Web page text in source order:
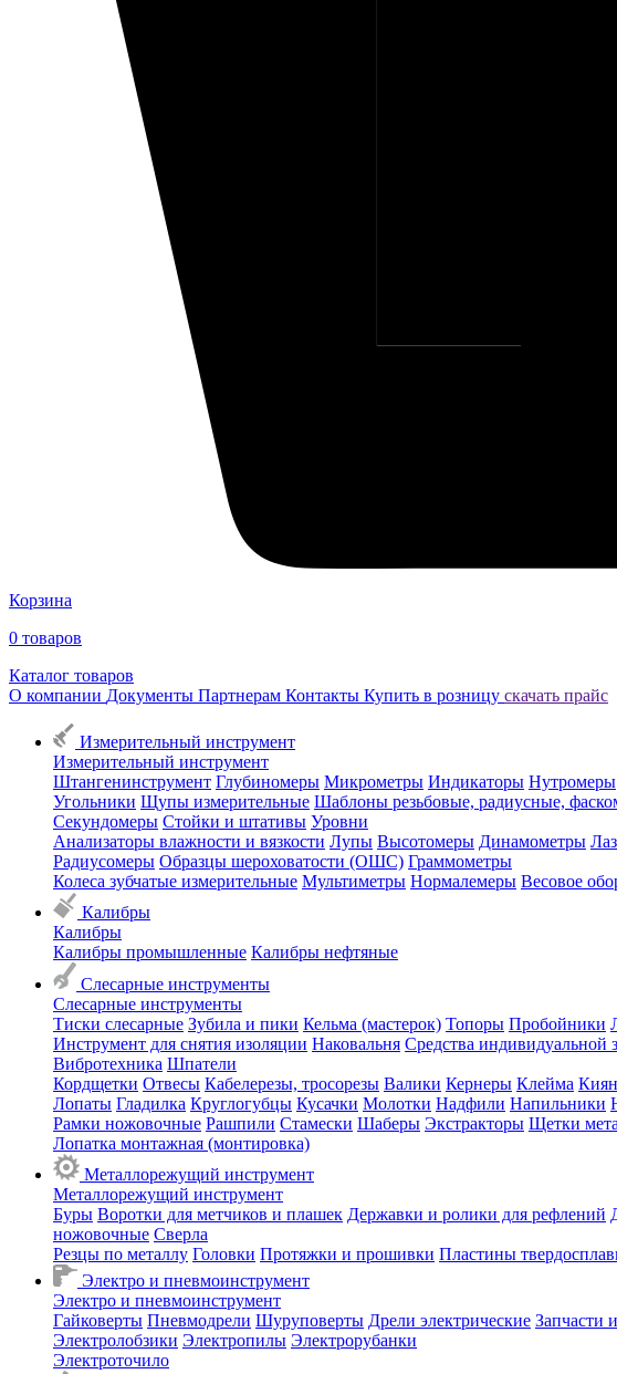
Корзина
0 товаров
Каталог товаров
О компании Документы Партнерам Контакты Купить в розницу скачать прайс
Измерительный инструмент
Измерительный инструмент
Штангенинструмент Глубиномеры Микрометры Индикаторы Нутромеры
Угольники Щупы измерительные Шаблоны резьбовые, радиусные,
Секундомеры Стойки и штативы Уровни
Анализаторы влажности и вязкости Лупы Высотомеры Динамометры
Радиусомеры Образцы шероховатости (ОШС) Граммометры
Колеса зубчатые измерительные Мультиметры Нормалемеры Весовое
Калибры
Калибры
Калибры промышленные Калибры нефтяные
Слесарные инструменты
Слесарные инструменты
Тиски слесарные Зубила и пики Кельма (мастерок) Топоры Пробойники
Инструмент для снятия изоляции Наковальня Средства индивидуальной
Вибротехника Шпатели
Кордщетки Отвесы Кабелерезы, тросорезы Валики Кернеры Клейма
Лопаты Гладилка Круглогубцы Кусачки Молотки Надфили Напильники
Рамки ножовочные Рашпили Стамески Шаберы Экстракторы Щетки
Лопатка монтажная (монтировка)
Металлорежущий инструмент
Металлорежущий инструмент
Буры Воротки для метчиков и плашек Державки и ролики для рефлений
ножовочные Сверла
Резцы по металлу Головки Протяжки и прошивки Пластины
Электро и пневмоинструмент
Электро и пневмоинструмент
Гайковерты Пневмодрели Шуруповерты Дрели электрические Запчасти
Электролобзики Электропилы Электрорубанки
Электроточило